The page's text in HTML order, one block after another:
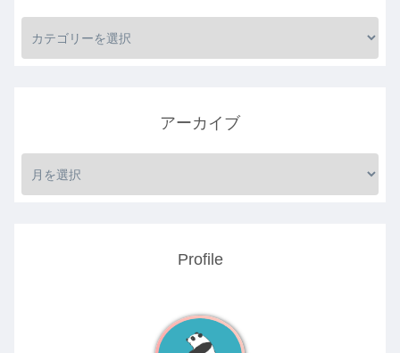
アーカイブ
Profile